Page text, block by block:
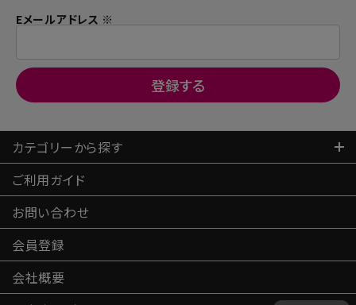
Eメールアドレス ※
カテゴリーから探す
ご利用ガイド
お問い合わせ
会員登録
会社概要